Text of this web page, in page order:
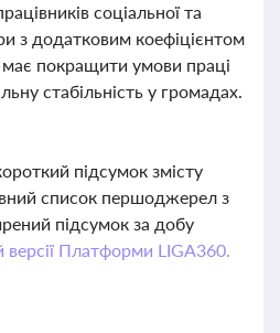
соціальної та
з додатковим коефіцієнтом
покращити умови праці
стабільність у громадах.
підсумок змісту
список першоджерел з
підсумок за добу
версії Платформи LIGA360.